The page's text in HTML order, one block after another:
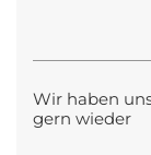
Wir haben
gern wieder